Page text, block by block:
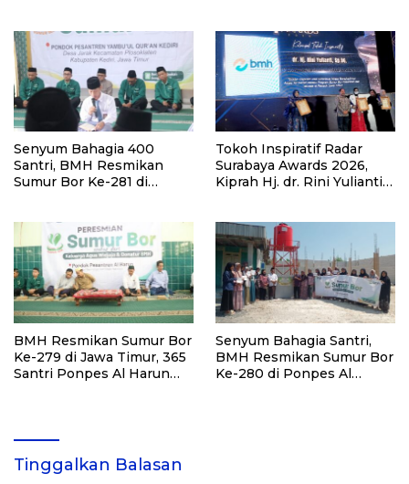
Santri dan Guru Honorer
Senyum Bahagia 400
Santri, BMH Resmikan
Sumur Bor Ke-281 di
Tokoh Inspiratif Radar
Surabaya Awards 2026,
Kiprah Hj. dr. Rini Yulianti
BMH Resmikan Sumur Bor
Ke-279 di Jawa Timur, 365
Santri Ponpes Al Harun
Senyum Bahagia Santri,
BMH Resmikan Sumur Bor
Ke-280 di Ponpes Al
Tinggalkan Balasan